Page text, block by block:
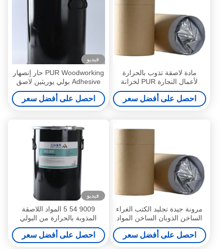
مادة لاصقة تذوب بالحرارة
لأعمال النجارة PUR لخزانة
المطبخ ذات الحواف
احصل على أفضل سعر
فيديو
PUR Woodworking حار إنصهار
Adhesive بولي يوريثين لاصق
للتغليف المطاطي
احصل على أفضل سعر
مرونة جيدة تجليد الكتب الغراء
الساخن الذوبان الساخن المواد
اللاصقة تذوب الساخنة PUR رد
الفعل
احصل على أفضل سعر
فيديو
9009 54 5 المواد اللاصقة
المذوبة بالحرارة من البولي
يوريثين التفاعلي لأعمال النجارة
احصل على أفضل سعر